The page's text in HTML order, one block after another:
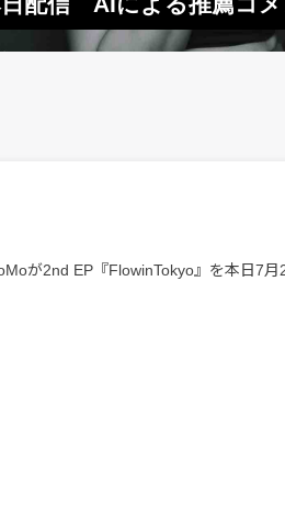
が2nd EP『FlowinTokyo』を本日7月